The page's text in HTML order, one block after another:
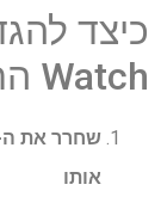
Watch החדש שלך
אותו